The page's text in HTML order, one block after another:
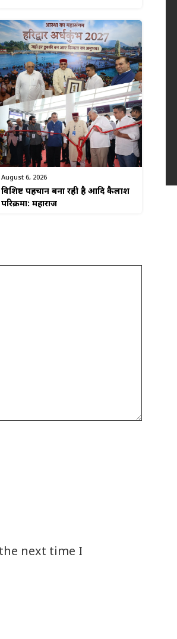
August 6, 2026
विशिष्ट पहचान बना रही है आदि कैलाश
परिक्रमा: महाराज
next time I